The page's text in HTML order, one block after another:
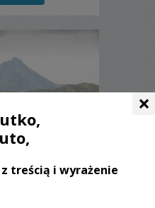
×
treścią i wyrażenie